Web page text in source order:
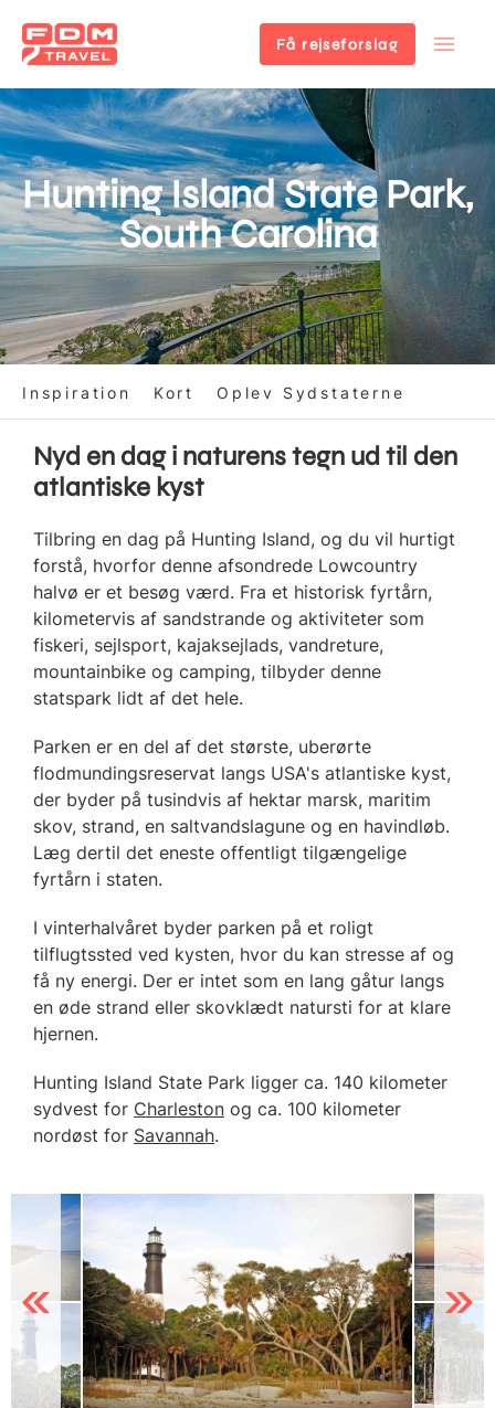
Gå
til
hovedindhold
Få rejseforslag
Hunting Island State Park,
South Carolina
Inspiration Kort Oplev Sydstaterne
Nyd en dag i naturens tegn ud til den
atlantiske kyst
Tilbring en dag på Hunting Island, og du vil hurtigt
forstå, hvorfor denne afsondrede Lowcountry
halvø er et besøg værd. Fra et historisk fyrtårn,
kilometervis af sandstrande og aktiviteter som
fiskeri, sejlsport, kajaksejlads, vandreture,
mountainbike og camping, tilbyder denne
statspark lidt af det hele.
Parken er en del af det største, uberørte
flodmundingsreservat langs USA's atlantiske kyst,
der byder på tusindvis af hektar marsk, maritim
skov, strand, en saltvandslagune og en havindløb.
Læg dertil det eneste offentligt tilgængelige
fyrtårn i staten.
I vinterhalvåret byder parken på et roligt
tilflugtssted ved kysten, hvor du kan stresse af og
få ny energi. Der er intet som en lang gåtur langs
en øde strand eller skovklædt natursti for at klare
hjernen.
Hunting Island State Park ligger ca. 140 kilometer
sydvest for Charleston og ca. 100 kilometer
nordøst for Savannah.
Previous Next